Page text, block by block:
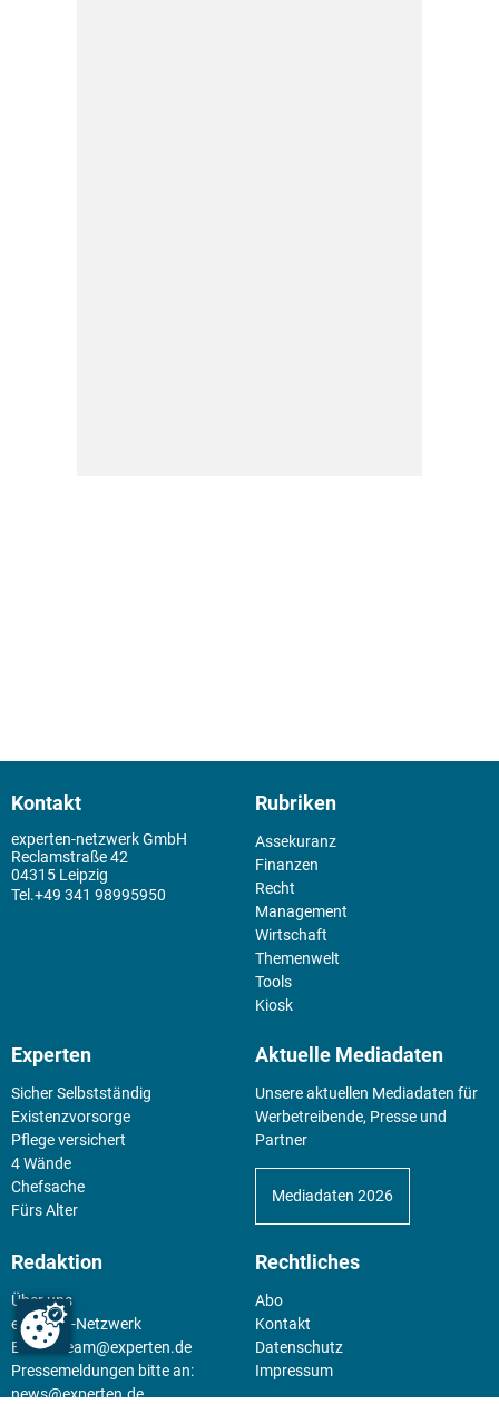
Kontakt
experten-netzwerk GmbH
Reclamstraße 42
04315 Leipzig
+49 341 98995950
Rubriken
Assekuranz
Finanzen
Recht
Management
Wirtschaft
Themenwelt
Tools
Kiosk
Experten
Sicher Selbstständig
Existenz­vorsorge
Pflege versichert
4 Wände
Chefsache
Fürs Alter
Aktuelle Mediadaten
Unsere aktuellen Mediadaten für
Werbetreibende, Presse und
Partner
Mediadaten 2026
Redaktion
Über uns
experten-Netzwerk
E-Mail:
team@experten.de
Pressemeldungen bitte an:
news@experten.de
Rechtliches
Abo
Kontakt
Datenschutz
Impressum